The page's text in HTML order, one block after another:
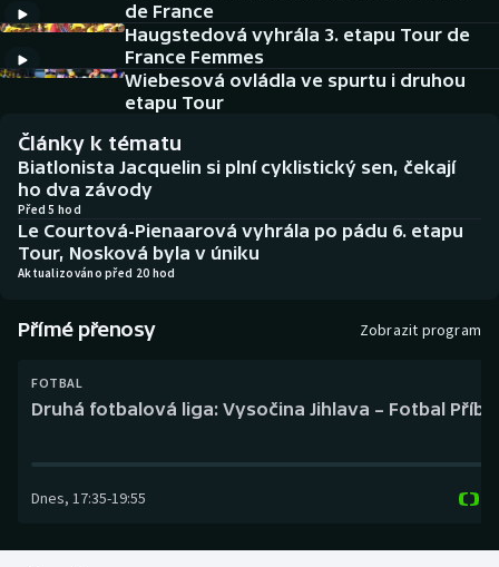
DALŠÍ SPORTY
Americký fotbal
Baseball a softbal
Basketbal
Biatlon
Curling
Florbal
NEPŘEHLÉDNĚTE
Soutěže
Historické návraty
Aplikace ČT sport
de France
Haugstedová vyhrála 3. etapu Tour de
France Femmes
Wiebesová ovládla ve spurtu i druhou
etapu Tour
Články k tématu
Biatlonista Jacquelin si plní cyklistický sen, čekají
ho dva závody
Před 5 hod
Le Courtová-Pienaarová vyhrála po pádu 6. etapu
Tour, Nosková byla v úniku
Aktualizováno před 20 hod
Přímé přenosy Zobrazit program
FOTBAL
Druhá fotbalová liga: Vysočina Jihlava – Fotbal
Dnes, 17:35-19:55